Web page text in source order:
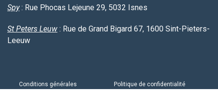
Spy: Rue Phocas Lejeune 29, 5032 Isnes
St Peters Leuw : Rue de Grand Bigard 67, 1600 Sint-Pieters-
Leeuw
Conditions générales
Politique de confidentialité